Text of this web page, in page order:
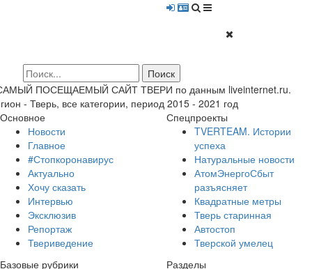
ПОСЕЩАЕМЫЙ САЙТ ТВЕРИ по данным liveinternet.ru.
- Тверь, все категории, период 2015 - 2021 год
Основное
Новости
Главное
#Стопкоронавирус
Актуально
Хочу сказать
Интервью
Эксклюзив
Репортаж
Твериведение
Спецпроекты
TVERTEAM. Истории
успеха
Натуральные новости
АтомЭнергоСбыт
разъясняет
Квадратные метры
Тверь старинная
Автостоп
Тверской умелец
Базовые рубрики
Разделы